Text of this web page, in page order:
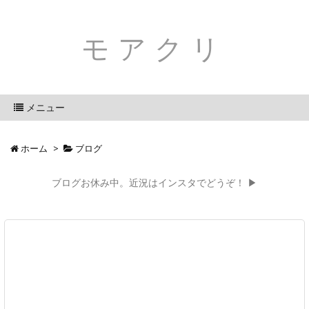
モアクリ
メニュー
ホーム > ブログ
ブログお休み中。近況はインスタでどうぞ！ ▶